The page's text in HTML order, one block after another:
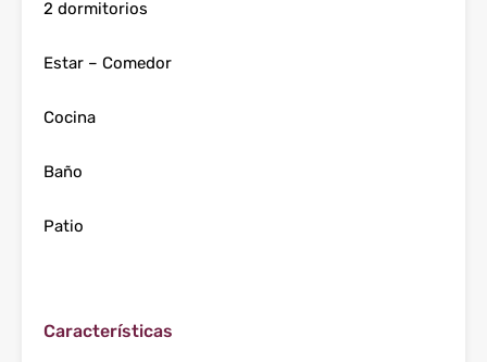
2 dormitorios
Estar – Comedor
Cocina
Baño
Patio
Características